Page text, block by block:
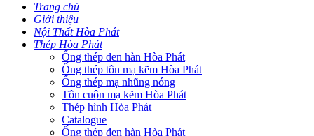
Trang chủ
Giới thiệu
Nội Thất Hòa Phát
Thép Hòa Phát
Ống thép đen hàn Hòa Phát
Ống thép tôn mạ kẽm Hòa Phát
Ống thép mạ nhũng nóng
Tôn cuộn mạ kẽm Hòa Phát
Thép hình Hòa Phát
Catalogue
Ống thép đen hàn Hòa Phát